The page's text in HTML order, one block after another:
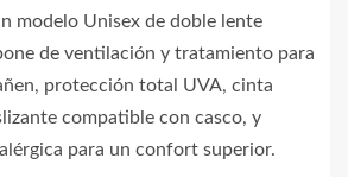
modelo Unisex de doble lente
de ventilación y tratamiento para
protección total UVA, cinta
compatible con casco, y
para un confort superior.